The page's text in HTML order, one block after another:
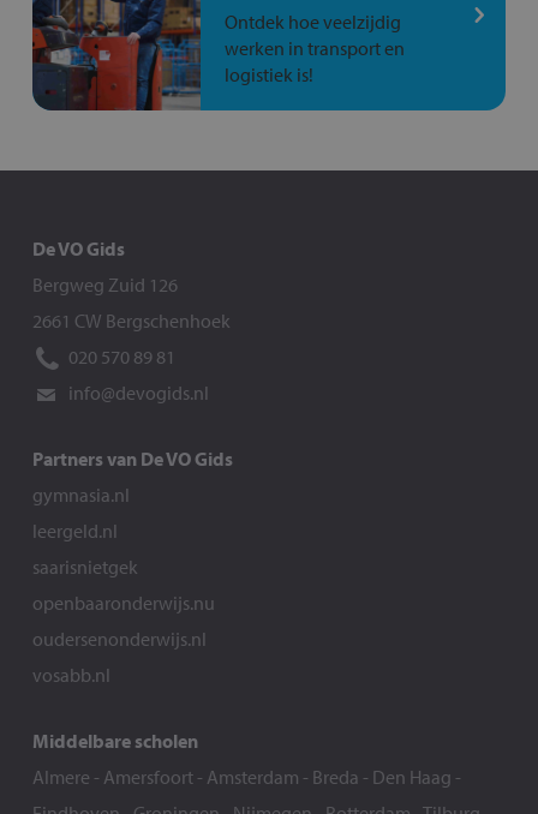
Ontdek hoe veelzijdig
werken in transport en
logistiek is!
De VO Gids
Bergweg Zuid 126
2661 CW Bergschenhoek
020 570 89 81
info@devogids.nl
Partners van De VO Gids
gymnasia.nl
leergeld.nl
saarisnietgek
openbaaronderwijs.nu
oudersenonderwijs.nl
vosabb.nl
Middelbare scholen
Almere - Amersfoort- Amsterdam - Breda - Den Haag -